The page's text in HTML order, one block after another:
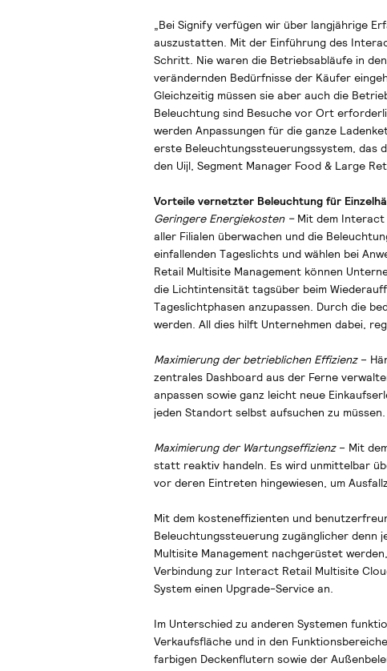
„Bei Signify verfügen wir über langjährige
auszustatten. Mit der Einführung des
Schritt. Nie waren die Betriebsabläufe in
verändernden Bedürfnisse der Käufer
Gleichzeitig müssen sie aber auch die
Beleuchtung sind Besuche vor Ort
werden Anpassungen für die ganze
erste Beleuchtungssteuerungssystem, das
den Uijl, Segment Manager Food & Large
Vorteile vernetzter Beleuchtung für
Geringere Energiekosten – Mit dem Interact
aller Filialen überwachen und die
einfallenden Tageslichts und wählen bei
Retail Multisite Management können
die Lichtintensität tagsüber beim
Tageslichtphasen anzupassen. Durch die
werden. All dies hilft Unternehmen dabei,
Maximierung der betrieblichen Effizienz–
zentrales Dashboard aus der Ferne
anpassen sowie ganz leicht neue
jeden Standort selbst aufsuchen zu müssen.
Maximierung der Wartungseffizienz– Mit
statt reaktiv handeln. Es wird unmittelbar
vor deren Eintreten hingewiesen, um
Mit dem kosteneffizienten und
Beleuchtungssteuerung zugänglicher denn
Multisite Management nachgerüstet
Verbindung zur Interact Retail Multisite
System einen Upgrade-Service an.
Im Unterschied zu anderen Systemen
Verkaufsfläche und in den
farbigen Deckenflutern sowie der